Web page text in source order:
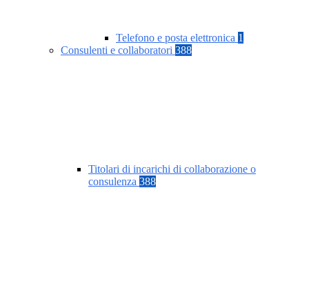
Telefono e posta elettronica 1
Consulenti e collaboratori 388
Titolari di incarichi di collaborazione o
consulenza 388